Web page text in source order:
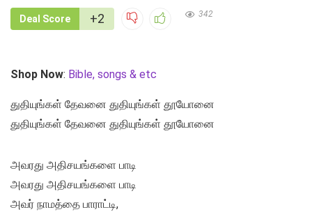
Deal Score +2 342
Shop Now: Bible, songs & etc
துதியுங்கள் தேவனை துதியுங்கள் தூயோனை
துதியுங்கள் தேவனை துதியுங்கள் தூயோனை
அவரது அதிசயங்களை பாடி
அவரது அதிசயங்களை பாடி
அவர் நாமத்தை பாராட்டி,